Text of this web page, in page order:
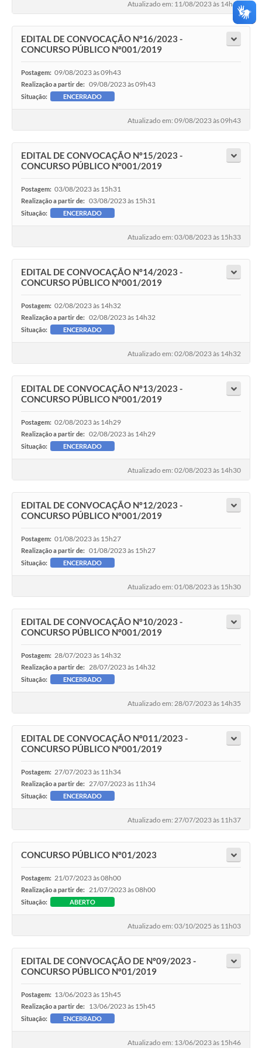
Atualizado em: 11/08/2023 às 14h11
EDITAL DE CONVOCAÇÃO Nº16/2023 -
CONCURSO PÚBLICO Nº001/2019
Postagem: 09/08/2023 às 09h43
Realização a partir de: 09/08/2023 às 09h43
Situação: ENCERRADO
Atualizado em: 09/08/2023 às 09h43
EDITAL DE CONVOCAÇÃO Nº15/2023 -
CONCURSO PÚBLICO Nº001/2019
Postagem: 03/08/2023 às 15h31
Realização a partir de: 03/08/2023 às 15h31
Situação: ENCERRADO
Atualizado em: 03/08/2023 às 15h33
EDITAL DE CONVOCAÇÃO Nº14/2023 -
CONCURSO PÚBLICO Nº001/2019
Postagem: 02/08/2023 às 14h32
Realização a partir de: 02/08/2023 às 14h32
Situação: ENCERRADO
Atualizado em: 02/08/2023 às 14h32
EDITAL DE CONVOCAÇÃO Nº13/2023 -
CONCURSO PÚBLICO Nº001/2019
Postagem: 02/08/2023 às 14h29
Realização a partir de: 02/08/2023 às 14h29
Situação: ENCERRADO
Atualizado em: 02/08/2023 às 14h30
EDITAL DE CONVOCAÇÃO Nº12/2023 -
CONCURSO PÚBLICO Nº001/2019
Postagem: 01/08/2023 às 15h27
Realização a partir de: 01/08/2023 às 15h27
Situação: ENCERRADO
Atualizado em: 01/08/2023 às 15h30
EDITAL DE CONVOCAÇÃO Nº10/2023 -
CONCURSO PÚBLICO Nº001/2019
Postagem: 28/07/2023 às 14h32
Realização a partir de: 28/07/2023 às 14h32
Situação: ENCERRADO
Atualizado em: 28/07/2023 às 14h35
EDITAL DE CONVOCAÇÃO Nº011/2023 -
CONCURSO PÚBLICO Nº001/2019
Postagem: 27/07/2023 às 11h34
Realização a partir de: 27/07/2023 às 11h34
Situação: ENCERRADO
Atualizado em: 27/07/2023 às 11h37
CONCURSO PÚBLICO Nº01/2023
Postagem: 21/07/2023 às 08h00
Realização a partir de: 21/07/2023 às 08h00
Situação: ABERTO
Atualizado em: 03/10/2025 às 11h03
EDITAL DE CONVOCAÇÃO DE Nº09/2023 -
CONCURSO PÚBLICO Nº01/2019
Postagem: 13/06/2023 às 15h45
Realização a partir de: 13/06/2023 às 15h45
Situação: ENCERRADO
Atualizado em: 13/06/2023 às 15h46